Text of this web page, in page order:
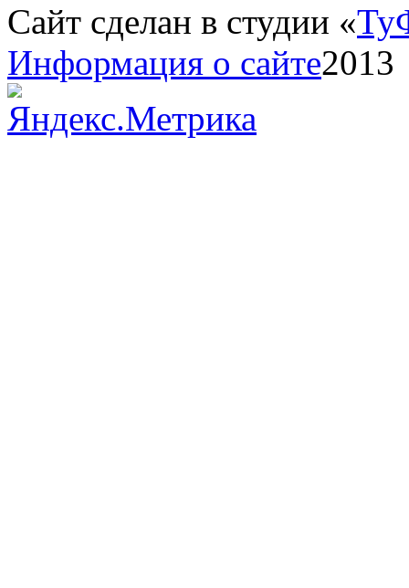
Сайт сделан в студии «
Информация о сайте2013